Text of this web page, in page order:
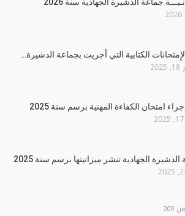
الكتابية التي أجريت بجماعة الدشيرة…
امتحان الكفاءة المهنية برسم سنة 2025
الجهادية تنشر ميزانيتها برسم سنة 2025